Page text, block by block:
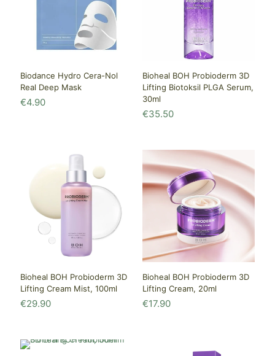
Biodance Hydro Cera-Nol
Real Deep Mask
€4.90
Bioheal BOH Probioderm 3D
Lifting Biotoksil PLGA Serum,
30ml
€35.50
Bioheal BOH Probioderm 3D
Lifting Cream Mist, 100ml
€29.90
Bioheal BOH Probioderm 3D
Lifting Cream, 20ml
€17.90